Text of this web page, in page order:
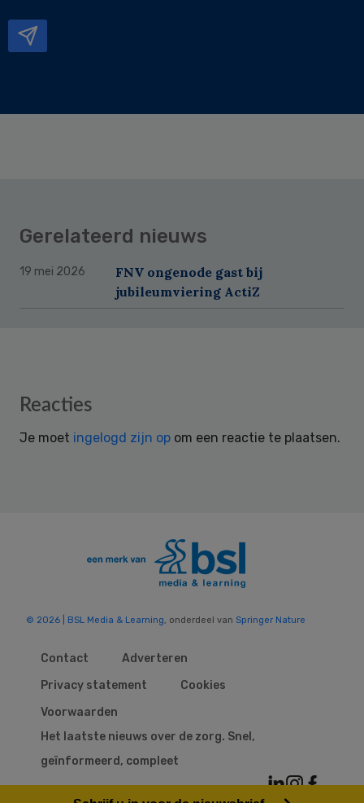
Gerelateerd nieuws
19 mei 2026
FNV ongenode gast bij
jubileumviering ActiZ
Reader
Reacties
Je moet ingelogd zijn op om een reactie te plaatsen.
© 2026 | BSL Media & Learning, onderdeel van Springer Nature
Contact
Adverteren
Privacy statement
Cookies
Voorwaarden
Het laatste nieuws over de zorg. Snel,
geïnformeerd, compleet